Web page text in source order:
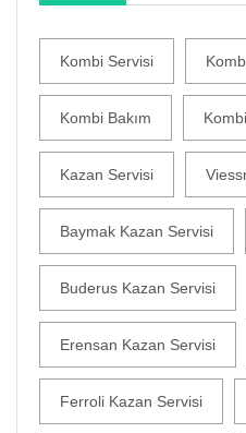
Kombi Servisi
Kombi Bakım
Kazan Servisi
Baymak Kazan Servisi
Buderus Kazan Servisi
Erensan Kazan Servisi
Ferroli Kazan Servisi